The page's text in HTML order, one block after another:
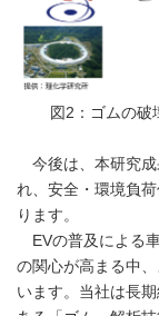
図2：ゴムの破
今後は、本研究成
れ、安全・環境負
ります。
EVの普及による
の関心が高まる中
います。当社は長